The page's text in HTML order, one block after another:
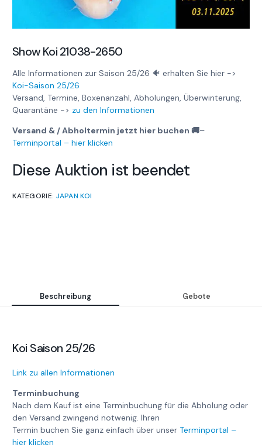
Show Koi 21038-2650
Alle Informationen zur Saison 25/26 🐠 erhalten Sie hier ->
Koi-Saison 25/26
Versand, Termine, Boxenanzahl, Abholungen, Überwinterung,
Quarantäne -> zu den Informationen
Versand & / Abholtermin jetzt hier buchen 🚚–
Terminportal – hier klicken
Diese Auktion ist beendet
KATEGORIE: JAPAN KOI
Beschreibung Gebote
Koi Saison 25/26
Link zu allen Informationen
Terminbuchung
Nach dem Kauf ist eine Terminbuchung für die Abholung oder
den Versand zwingend notwenig. Ihren
Termin buchen Sie ganz einfach über unserTerminportal –
hier klicken